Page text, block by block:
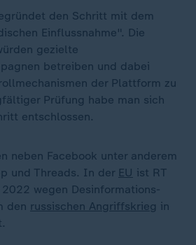
den Schritt mit dem
Einflussnahme". Die
gezielte
betreiben und dabei
der Plattform zu
Prüfung habe man sich
entschlossen.
neben Facebook unter anderem
und Threads. In der EU ist RT
wegen Desinformations-
den russischen Angriffskrieg in